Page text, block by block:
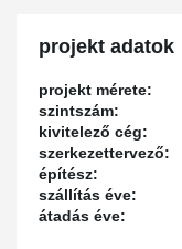
projekt adatok
projekt mérete:
szintszám:
kivitelező cég:
szerkezettervező:
építész:
szállítás éve:
átadás éve: